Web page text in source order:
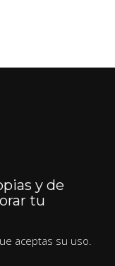
y de
tu
aceptas su uso.